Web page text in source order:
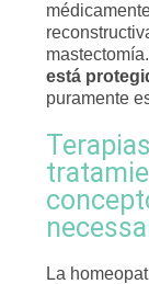
mastectomía.
está
puramente
La